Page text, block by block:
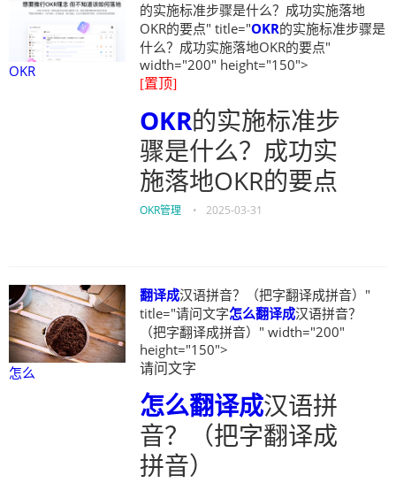
OKR
的实施标准步骤是什么？成功实施落地
OKR的要点" title="OKR的实施标准步骤是
什么？成功实施落地OKR的要点"
width="200" height="150">
[置顶]
OKR的实施标准步
骤是什么？成功实
施落地OKR的要点
OKR管理 • 2025-03-31
怎么
翻译成汉语拼音？（把字翻译成拼音）"
title="请问文字怎么翻译成汉语拼音？
（把字翻译成拼音）" width="200"
height="150">
请问文字
怎么翻译成汉语拼
音？（把字翻译成
拼音）